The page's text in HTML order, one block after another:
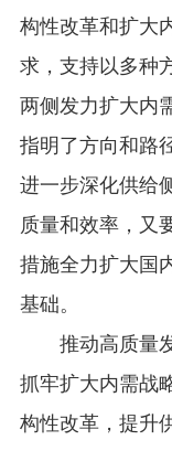
构性改革和扩大
求，支持以多种
两侧发力扩大内
指明了方向和路
进一步深化供给
质量和效率，又
措施全力扩大国
基础。
推动高质量发
抓牢扩大内需战
构性改革，提升